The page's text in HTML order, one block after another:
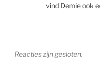
vind Demie ook
Reacties zijn gesloten.